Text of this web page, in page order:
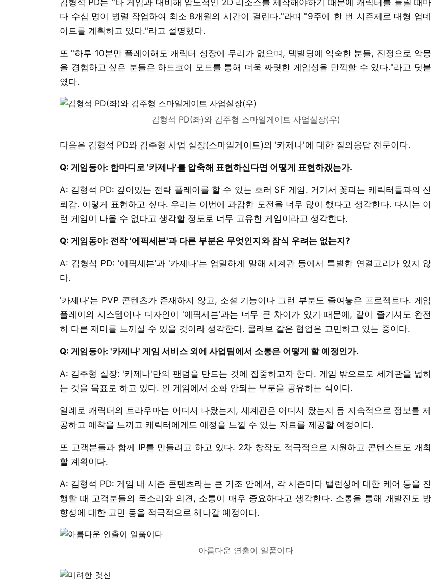
다 수십 명이 병렬 작업하여 최소 8개월의 시간이 걸린다."라며 "9주에 한 번 시즌제로 대형 업데
이트를 계획하고 있다."라고 설명했다.
또 "하루 10분만 플레이해도 캐릭터 성장에 무리가 없으며, 덱빌딩에 익숙한 분들, 진정으로 악몽
을 경험하고 싶은 분들은 하드코어 모드를 통해 더욱 짜릿한 게임성을 만끽할 수 있다."라고 덧붙
였다.
김형석 PD(좌)와 김주형 스마일게이트 사업실장(우)
다음은 김형석 PD와 김주형 사업 실장(스마일게이트)의 '카제나'에 대한 질의응답 전문이다.
Q: 게임동아: 한마디로 '카제나'를 압축해 표현하신다면 어떻게 표현하겠는가.
A: 김형석 PD: 깊이있는 전략 플레이를 할 수 있는 호러 SF 게임. 거기서 꽃피는 캐릭터들과의 신
뢰감. 이렇게 표현하고 싶다. 우리는 이번에 과감한 도전을 너무 많이 했다고 생각한다. 다시는 이
런 게임이 나올 수 없다고 생각할 정도로 너무 고유한 게임이라고 생각한다.
Q: 게임동아: 전작 '에픽세븐'과 다른 부분은 무엇인지와 잠식 우려는 없는지?
A: 김형석 PD: '에픽세븐'과 '카제나'는 엄밀하게 말해 세계관 등에서 특별한 연결고리가 있지 않
다.
'카제나'는 PVP 콘텐츠가 존재하지 않고, 소셜 기능이나 그런 부분도 줄여놓은 프로젝트다. 게임
플레이의 시스템이나 디자인이 '에픽세븐'과는 너무 큰 차이가 있기 때문에, 같이 즐기셔도 완전
히 다른 재미를 느끼실 수 있을 것이라 생각한다. 콜라보 같은 협업은 고민하고 있는 중이다.
Q: 게임동아: '카제나' 게임 서비스 외에 사업팀에서 소통은 어떻게 할 예정인가.
A: 김주형 실장: '카제나'만의 팬덤을 만드는 것에 집중하고자 한다. 게임 밖으로도 세계관을 넓히
는 것을 목표로 하고 있다. 인 게임에서 소화 안되는 부분을 공유하는 식이다.
일례로 캐릭터의 트라우마는 어디서 나왔는지, 세계관은 어디서 왔는지 등 지속적으로 정보를 제
공하고 애착을 느끼고 캐릭터에게도 애정을 느낄 수 있는 자료를 제공할 예정이다.
또 고객분들과 함께 IP를 만들려고 하고 있다. 2차 창작도 적극적으로 지원하고 콘텐스트도 개최
할 계획이다.
A: 김형석 PD: 게임 내 시즌 콘텐츠라는 큰 기조 안에서, 각 시즌마다 밸런싱에 대한 케어 등을 진
행할 때 고객분들의 목소리와 의견, 소통이 매우 중요하다고 생각한다. 소통을 통해 개발진도 방
향성에 대한 고민 등을 적극적으로 해나갈 예정이다.
아름다운 연출이 일품이다